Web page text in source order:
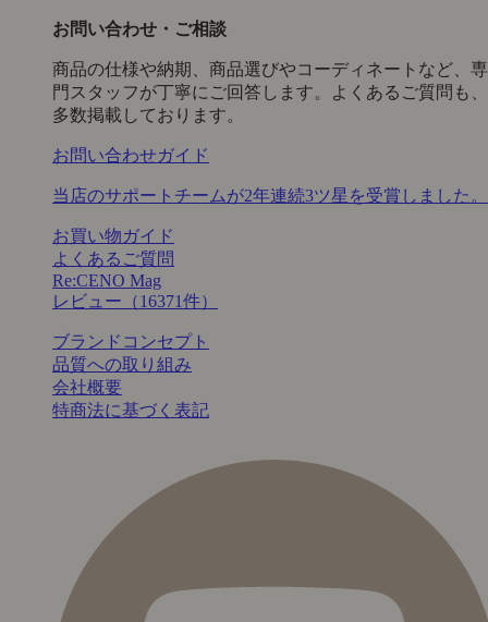
お問い合わせ・ご相談
商品の仕様や納期、商品選びやコーディネートなど、専
門スタッフが丁寧にご回答します。よくあるご質問も、
多数掲載しております。
お問い合わせガイド
当店のサポートチームが2年連続3ツ星を受賞しました。
お買い物ガイド
よくあるご質問
Re:CENO Mag
レビュー（16371件）
ブランドコンセプト
品質への取り組み
会社概要
特商法に基づく表記